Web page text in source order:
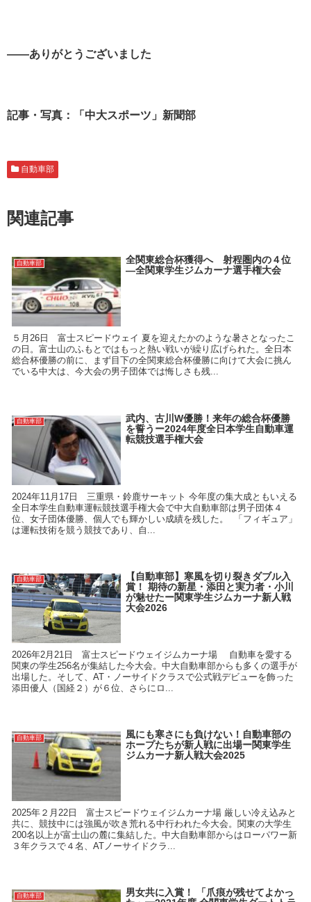
――ありがとうございました
記事・写真：「中大スポーツ」新聞部
自動車部
関連記事
自動車部
全関東総合杯獲得へ 射程圏内の４位
―全関東学生ジムカーナ選手権大会
５月26日 富士スピードウェイ 夏を迎えたかのような暑さとなったこ
の日。富士山のふもとではもっと熱い戦いが繰り広げられた。全日本
総合杯優勝の前に、まず目下の全関東総合杯優勝に向けて大会に挑ん
でいる中大は、今大会の男子団体では悔しさも残...
自動車部
武内、古川W優勝！来年の総合杯優勝
を誓うー2024年度全日本学生自動車運
転競技選手権大会
2024年11月17日 三重県・鈴鹿サーキット 今年度の集大成ともいえる
全日本学生自動車運転競技選手権大会で中大自動車部は男子団体４
位、女子団体優勝、個人でも輝かしい成績を残した。 「フィギュア」
は運転技術を競う競技であり、自...
自動車部
【自動車部】寒風を切り裂きダブル入
賞！ 期待の新星・添田と実力者・小川
が魅せたー関東学生ジムカーナ新人戦
大会2026
2026年2月21日 富士スピードウェイジムカーナ場 自動車を愛する
関東の学生256名が集結した今大会。中大自動車部からも多くの選手が
出場した。そして、AT・ノーサイドクラスで公式戦デビューを飾った
添田優人（国経２）が６位、さらにロ...
自動車部
風にも寒さにも負けない！自動車部の
ホープたちが新人戦に出場ー関東学生
ジムカーナ新人戦大会2025
2025年２月22日 富士スピードウェイジムカーナ場 厳しい冷え込みと
共に、競技中には強風が吹き荒れる中行われた今大会。関東の大学生
200名以上が富士山の麓に集結した。中大自動車部からはローパワー新
３年クラスで４名、ATノーサイドクラ...
自動車部
男女共に入賞！ 「爪痕が残せてよかっ